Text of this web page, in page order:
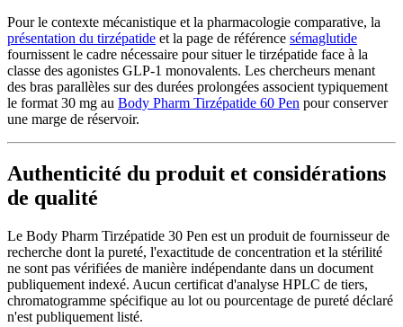
Pour le contexte mécanistique et la pharmacologie comparative, la
présentation du tirzépatide et la page de référence sémaglutide
fournissent le cadre nécessaire pour situer le tirzépatide face à la
classe des agonistes GLP-1 monovalents. Les chercheurs menant
des bras parallèles sur des durées prolongées associent typiquement
le format 30 mg au Body Pharm Tirzépatide 60 Pen pour conserver
une marge de réservoir.
Authenticité du produit et considérations
de qualité
Le Body Pharm Tirzépatide 30 Pen est un produit de fournisseur de
recherche dont la pureté, l'exactitude de concentration et la stérilité
ne sont pas vérifiées de manière indépendante dans un document
publiquement indexé. Aucun certificat d'analyse HPLC de tiers,
chromatogramme spécifique au lot ou pourcentage de pureté déclaré
n'est publiquement listé.